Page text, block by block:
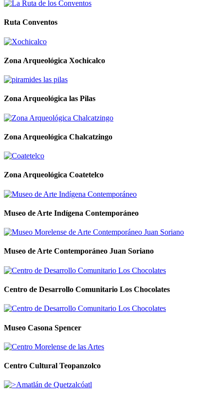
Ruta Conventos
Zona Arqueológica Xochicalco
Zona Arqueológica las Pilas
Zona Arqueológica Chalcatzingo
Zona Arqueológica Coatetelco
Museo de Arte Indígena Contemporáneo
Museo de Arte Contemporáneo Juan Soriano
Centro de Desarrollo Comunitario Los Chocolates
Museo Casona Spencer
Centro Cultural Teopanzolco